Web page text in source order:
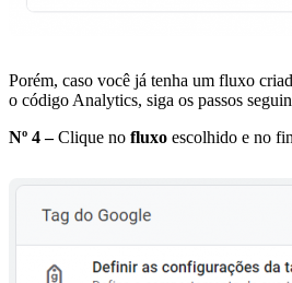
Porém, caso você já tenha um fluxo
o código Analytics, siga os passos
Nº 4 –Clique no fluxo escolhido e no